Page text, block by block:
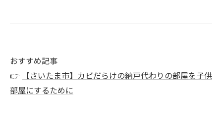
おすすめ記事
👉
【さいたま市】カビだらけの納戸代わりの部屋を子供
部屋にするために